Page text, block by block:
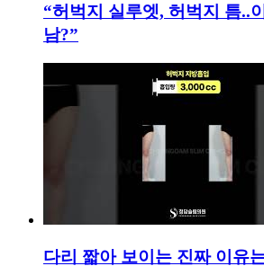
“허벅지 실루엣, 허벅지 틈..
남?”
다리 짧아 보이는 진짜 이유